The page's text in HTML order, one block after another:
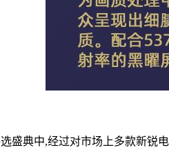
盛典中,经过对市场上多款新锐